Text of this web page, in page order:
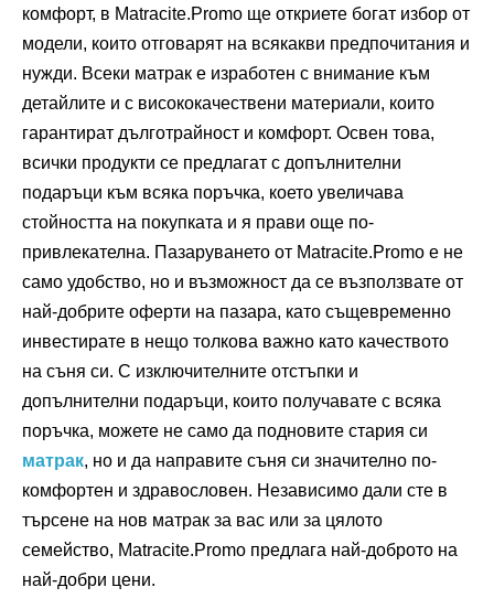
комфорт, в Matracite.Promo ще откриете богат избор от
модели, които отговарят на всякакви предпочитания и
нужди. Всеки матрак е изработен с внимание към
детайлите и с висококачествени материали, които
гарантират дълготрайност и комфорт. Освен това,
всички продукти се предлагат с допълнителни
подаръци към всяка поръчка, което увеличава
стойността на покупката и я прави още по-
привлекателна. Пазаруването от Matracite.Promo е не
само удобство, но и възможност да се възползвате от
най-добрите оферти на пазара, като същевременно
инвестирате в нещо толкова важно като качеството
на съня си. С изключителните отстъпки и
допълнителни подаръци, които получавате с всяка
поръчка, можете не само да подновите стария си
матрак, но и да направите съня си значително по-
комфортен и здравословен. Независимо дали сте в
търсене на нов матрак за вас или за цялото
семейство, Matracite.Promo предлага най-доброто на
най-добри цени.